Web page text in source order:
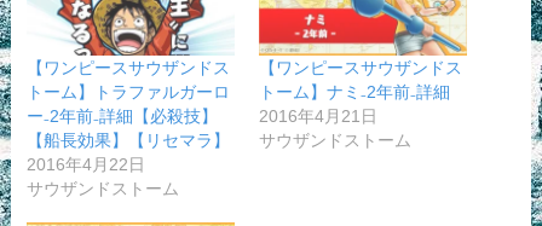
【ワンピースサウザンドス
トーム】トラファルガーロ
ー₋2年前₋詳細【必殺技】
【船長効果】【リセマラ】
2016年4月22日
サウザンドストーム
【ワンピースサウザンドス
トーム】ナミ₋2年前₋詳細
2016年4月21日
サウザンドストーム